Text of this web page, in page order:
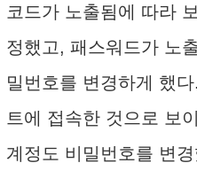
코드가 노출됨에 따라
정했고, 패스워드가 노
밀번호를 변경하게 했
트에 접속한 것으로 보
계정도 비밀번호를 변